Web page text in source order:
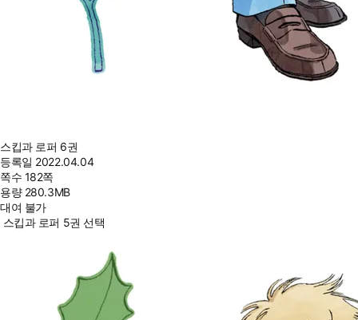
스킵과 로퍼 6권
등록일 2022.04.04
쪽수 182쪽
용량 280.3MB
대여 불가
스킵과 로퍼 5권 선택